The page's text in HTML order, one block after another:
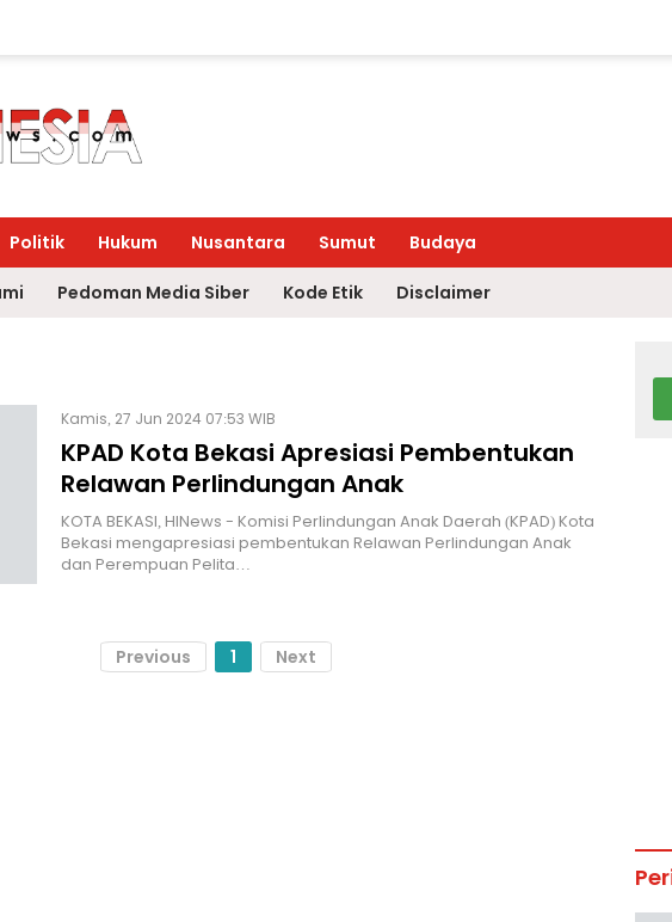
Politik Hukum Nusantara Sumut Budaya
Pedoman Media Siber Kode Etik Disclaimer
Kamis, 27 Jun 2024 07:53 WIB
KPAD Kota Bekasi Apresiasi Pembentukan
Relawan Perlindungan Anak
KOTA BEKASI, HINews - Komisi Perlindungan Anak Daerah (KPAD) Kota
Bekasi mengapresiasi pembentukan Relawan Perlindungan Anak
dan Perempuan Pelita…
Previous 1 Next